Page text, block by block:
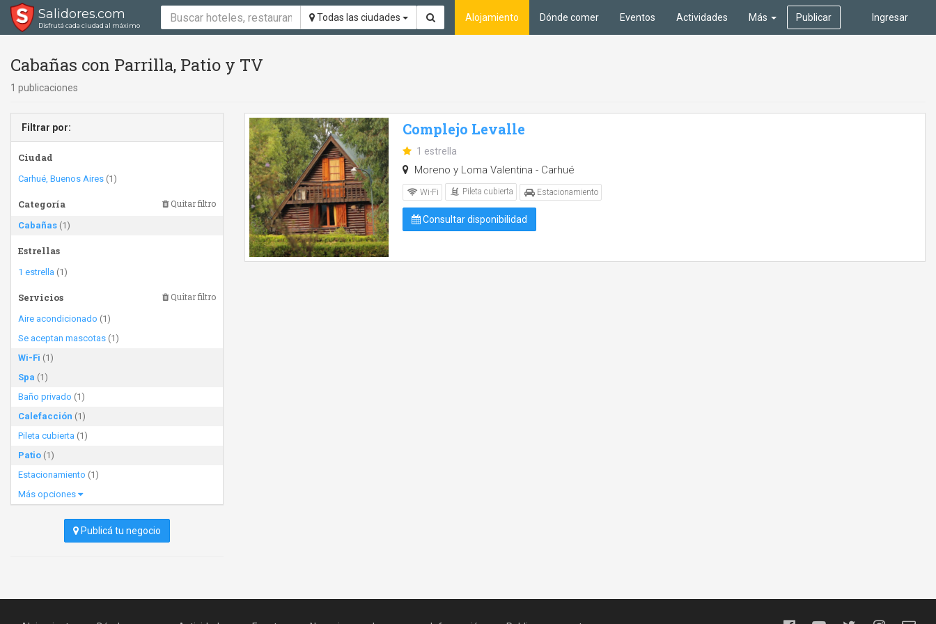
Salidores.com
Disfrutá cada ciudad al máximo
Todas las ciudades Ingresar
Alojamiento Dónde comer Eventos Actividades Más Publicar
Cabañas con Parrilla, Patio y TV
1 publicaciones
Filtrar por:
Ciudad
Carhué, Buenos Aires (1)
Categoría Quitar filtro
Cabañas (1)
Estrellas
1 estrella (1)
Servicios Quitar filtro
Aire acondicionado (1)
Se aceptan mascotas (1)
Wi-Fi (1)
Spa (1)
Baño privado (1)
Calefacción (1)
Pileta cubierta (1)
Patio (1)
Estacionamiento (1)
Más opciones
Publicá tu negocio
Complejo Levalle
1 estrella
Moreno y Loma Valentina - Carhué
Wi-Fi Pileta cubierta Estacionamiento
Consultar disponibilidad